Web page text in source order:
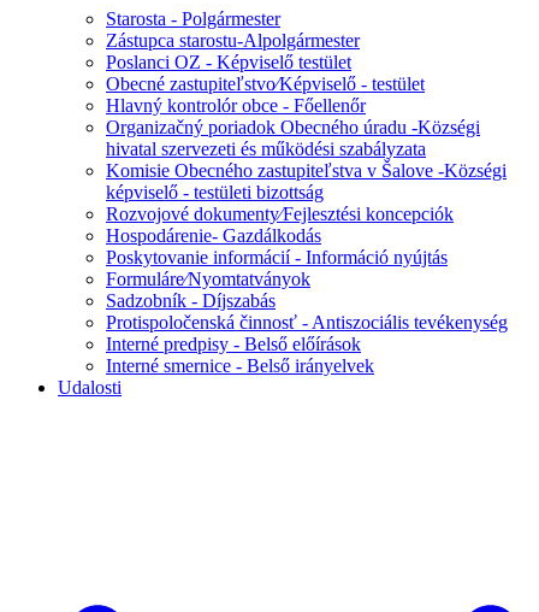
Starosta - Polgármester
Zástupca starostu-Alpolgármester
Poslanci OZ - Képviselő testület
Obecné zastupiteľstvo⁄Képviselő - testület
Hlavný kontrolór obce - Főellenőr
Organizačný poriadok Obecného úradu -Községi
hivatal szervezeti és működési szabályzata
Komisie Obecného zastupiteľstva v Šalove -Községi
képviselő - testületi bizottság
Rozvojové dokumenty⁄Fejlesztési koncepciók
Hospodárenie- Gazdálkodás
Poskytovanie informácií - Információ nyújtás
Formuláre⁄Nyomtatványok
Sadzobník - Díjszabás
Protispoločenská činnosť - Antiszociális tevékenység
Interné predpisy - Belső előírások
Interné smernice - Belső irányelvek
Udalosti